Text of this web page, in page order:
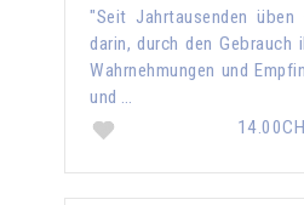
"Seit Jahrtausenden
darin, durch den Gebrauch
Wahrnehmungen und
und …